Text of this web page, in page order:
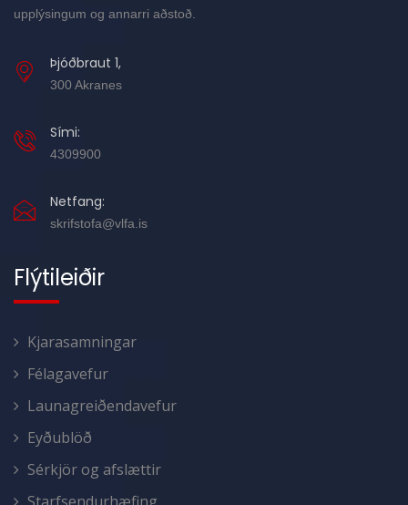
upplýsingum og annarri aðstoð.
Þjóðbraut 1,
300 Akranes
Sími:
4309900
Netfang:
skrifstofa@vlfa.is
Flýtileiðir
Kjarasamningar
Félagavefur
Launagreiðendavefur
Eyðublöð
Sérkjör og afslættir